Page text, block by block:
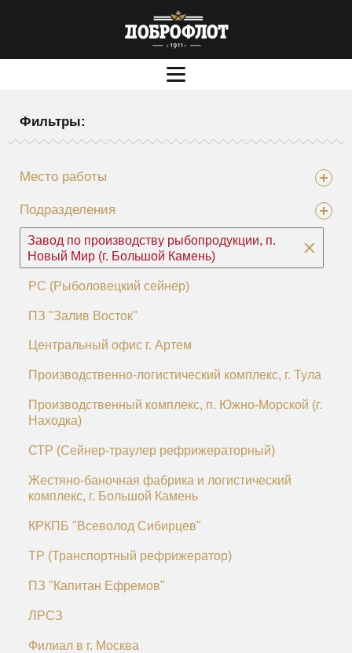
Фильтры:
Место работы
Подразделения
Завод по производству рыбопродукции, п.
Новый Мир (г. Большой Камень)
РС (Рыболовецкий сейнер)
ПЗ "Залив Восток"
Центральный офис г. Артем
Производственно-логистический комплекс, г. Тула
Производственный комплекс, п. Южно-Морской (г.
Находка)
СТР (Сейнер-траулер рефрижераторный)
Жестяно-баночная фабрика и логистический
комплекс, г. Большой Камень
КРКПБ "Всеволод Сибирцев"
ТР (Транспортный рефрижератор)
ПЗ "Капитан Ефремов"
ЛРСЗ
Филиал в г. Москва